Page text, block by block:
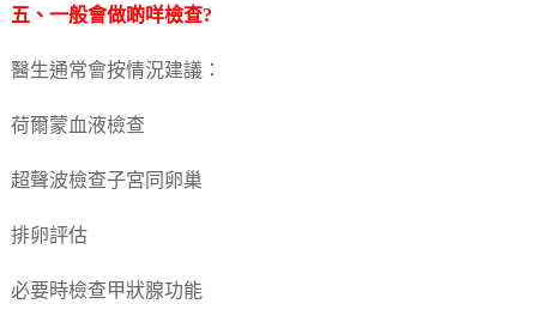
五、一般會做啲咩檢查?
醫生通常會按情況建議：
荷爾蒙血液檢查
超聲波檢查子宮同卵巢
排卵評估
必要時檢查甲狀腺功能